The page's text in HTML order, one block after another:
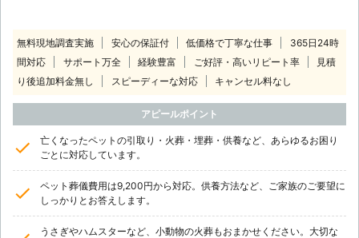
無料現地調査実施 安心の保証付 低価格で丁寧な仕事
365日24時
間対応
サポート万全 経験豊富 ご好評・高いリピート率
見積
り後追加料金無し
スピーディーな対応 キャンセル料なし
アピールポイント
亡くなったペットの引取り・火葬・埋葬・供養など、あらゆるお困り
ごとに対応しています。
ペット葬儀費用は9,200円から対応。供養方法など、ご家族のご要望に
しっかりとお答えします。
うさぎやハムスターなど、小動物の火葬もおまかせください。大切な